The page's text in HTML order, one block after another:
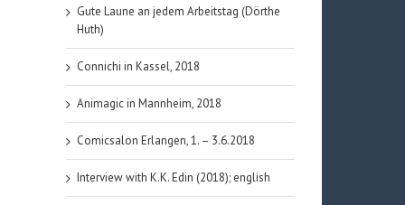
Gute Laune an jedem Arbeitstag (Dörthe
Huth)
Connichi in Kassel, 2018
Animagic in Mannheim, 2018
Comicsalon Erlangen, 1. – 3.6.2018
Interview with K.K. Edin (2018); english